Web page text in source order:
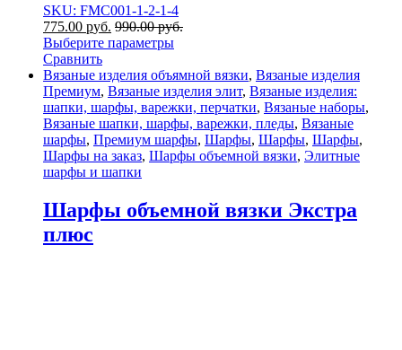
SKU: FMC001-1-2-1-4
775.00 руб. 990.00руб.
Выберите параметры
Сравнить
Вязаные изделия объямной вязки, Вязаные изделия
Премиум, Вязаные изделия элит, Вязаные изделия:
шапки, шарфы, варежки, перчатки, Вязаные наборы,
Вязаные шапки, шарфы, варежки, пледы, Вязаные
шарфы, Премиум шарфы, Шарфы, Шарфы, Шарфы,
Шарфы на заказ, Шарфы объемной вязки, Элитные
шарфы и шапки
Шарфы объемной вязки Экстра
плюс